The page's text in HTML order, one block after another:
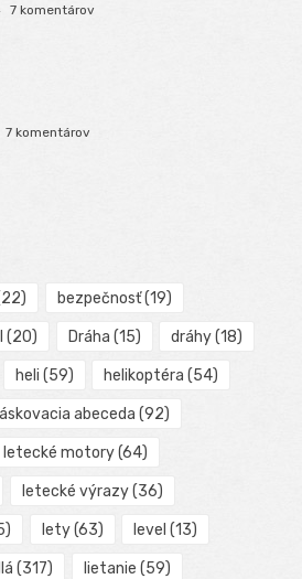
7 komentárov
7 komentárov
bezpečnosť(19)
(20) Dráha (15) dráhy(18)
heli (59) helikoptéra (54)
abeceda (92)
letecké motory(64)
letecké výrazy(36)
lety(63) level (13)
(317) lietanie (59)